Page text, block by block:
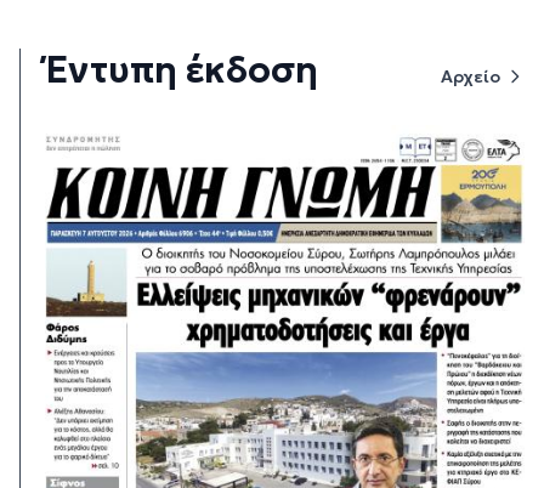
Έντυπη έκδοση Αρχείο